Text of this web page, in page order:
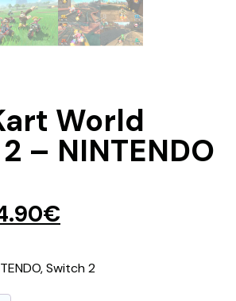
World
– NINTENDO
€
,Switch 2